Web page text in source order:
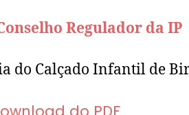
Regulador da IP
do Calçado Infantil de